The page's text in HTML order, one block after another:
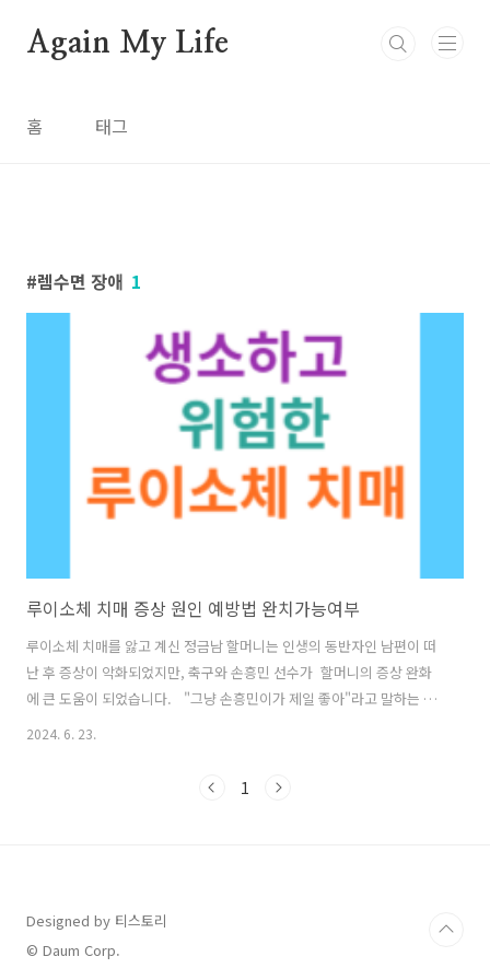
Again My Life
홈 태그
렘수면 장애 1
루이소체 치매 증상 원인 예방법 완치가능여부
루이소체 치매를 앓고 계신 정금남 할머니는 인생의 동반자인 남편이 떠
난 후 증상이 악화되었지만, 축구와 손흥민 선수가 할머니의 증상 완화
에 큰 도움이 되었습니다. "그냥 손흥민이가 제일 좋아"라고 말하는 할
머니의 사연이 손흥민 선수에게 전해졌고, 손흥민 선수는 할머니와의 특
을 보고 루이소체 치매에 대해 더 알고 싶어 졌습니다. 생소한 이름을 가
2024. 6. 23.
1
Designed by 티스토리
© Daum Corp.